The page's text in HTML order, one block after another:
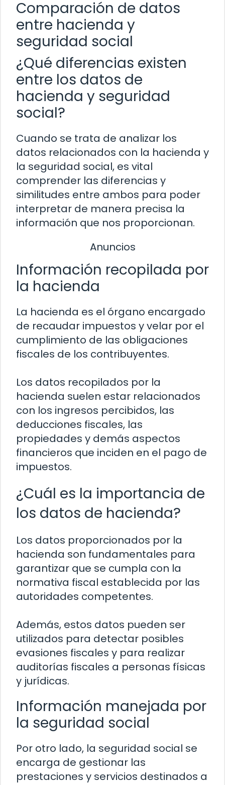
Comparación de datos
entre hacienda y
seguridad social
¿Qué diferencias existen
entre los datos de
hacienda y seguridad
social?
Cuando se trata de analizar los
datos relacionados con la hacienda y
la seguridad social, es vital
comprender las diferencias y
similitudes entre ambos para poder
interpretar de manera precisa la
información que nos proporcionan.
Anuncios
Información recopilada por
la hacienda
La hacienda es el órgano encargado
de recaudar impuestos y velar por el
cumplimiento de las obligaciones
fiscales de los contribuyentes.
Los datos recopilados por la
hacienda suelen estar relacionados
con los ingresos percibidos, las
deducciones fiscales, las
propiedades y demás aspectos
financieros que inciden en el pago de
impuestos.
¿Cuál es la importancia de
los datos de hacienda?
Los datos proporcionados por la
hacienda son fundamentales para
garantizar que se cumpla con la
normativa fiscal establecida por las
autoridades competentes.
Además, estos datos pueden ser
utilizados para detectar posibles
evasiones fiscales y para realizar
auditorías fiscales a personas físicas
y jurídicas.
Información manejada por
la seguridad social
Por otro lado, la seguridad social se
encarga de gestionar las
prestaciones y servicios destinados a